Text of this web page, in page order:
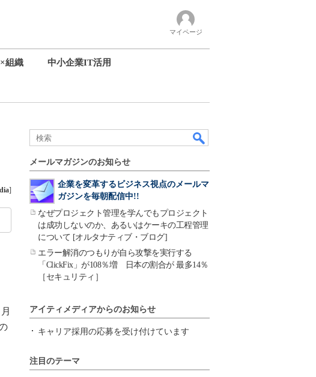
マイページ
組織 中小企業IT活用
]
メールマガジンのお知らせ
企業を変革するビジネス視点のメールマ
ガジンを毎朝配信中!!
なぜプロジェクト管理を学んでもプロジェクト
は成功しないのか、あるいはケーキの工程管理
について [オルタナティブ・ブログ]
エラー解消のつもりが自ら攻撃を実行する
「ClickFix」が108％増 日本の割合が 最多14％
［セキュリティ］
アイティメディアからのお知らせ
キャリア採用の応募を受け付けています
注目のテーマ